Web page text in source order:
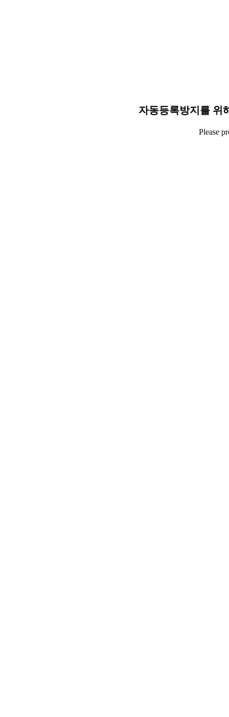
자동등록방지를 위
Please